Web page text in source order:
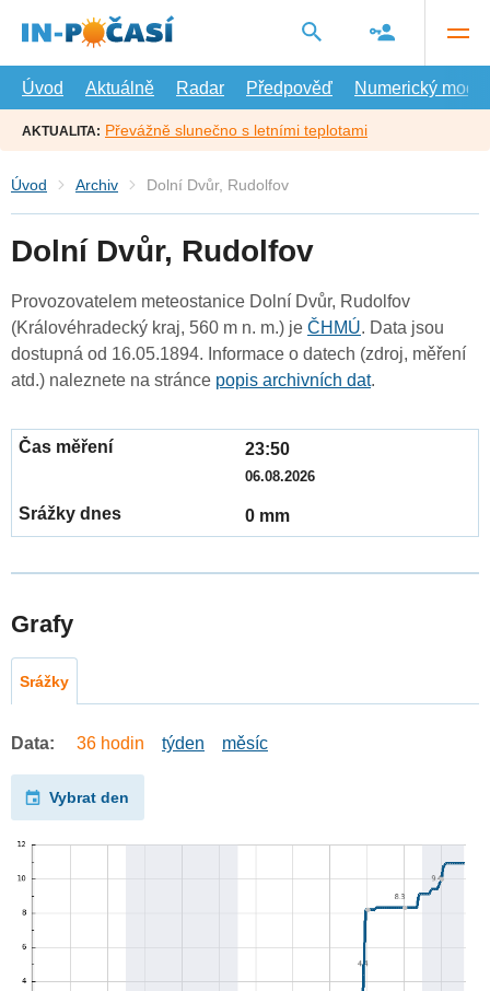
hlavní
Úvod
Aktuálně Radar Předpověď Numerický model
AKTUALITA: Převážně slunečno s letními teplotami
Úvod Archiv Dolní Dvůr, Rudolfov
Dolní Dvůr, Rudolfov
Provozovatelem meteostanice Dolní Dvůr, Rudolfov
(Královéhradecký kraj, 560 m n. m.) je ČHMÚ. Data jsou
dostupná od 16.05.1894. Informace o datech (zdroj, měření
atd.) naleznete na stránce popis archivních dat.
23:50
06.08.2026
0 mm
Grafy
Srážky
Data: 36 hodin týden měsíc
Vybrat den